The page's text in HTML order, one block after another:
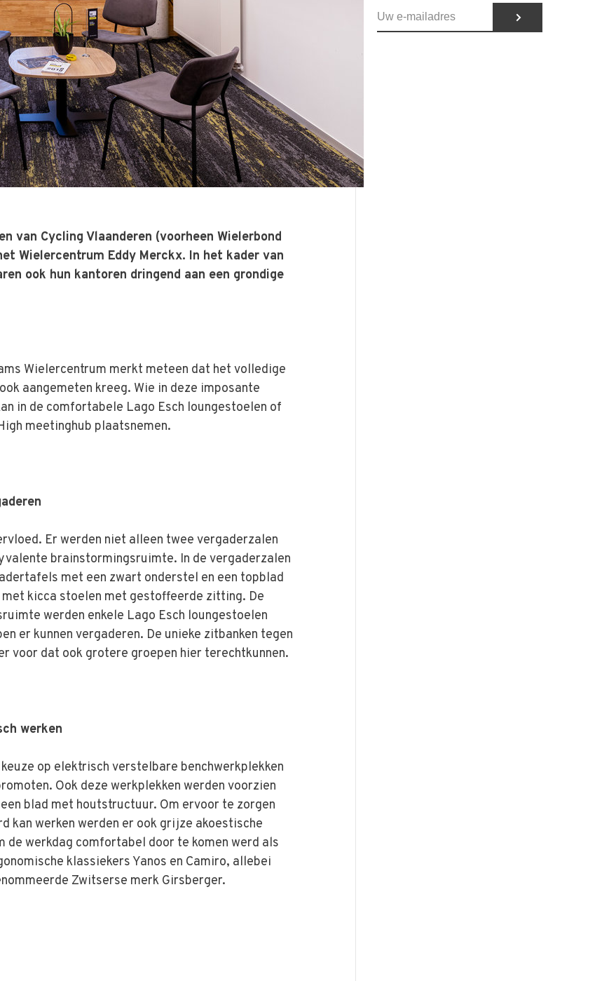
van Cycling Vlaanderen (voorheen Wielerbond
Wielercentrum Eddy Merckx. In het kader van
ook hun kantoren dringend aan een grondige
Wielercentrum merkt meteen dat het volledige
aangemeten kreeg. Wie in deze imposante
in de comfortabele Lago Esch loungestoelen of
meetinghub plaatsnemen.
Er werden niet alleen twee vergaderzalen
brainstormingsruimte. In de vergaderzalen
met een zwart onderstel en een topblad
kicca stoelen met gestoffeerde zitting. De
werden enkele Lago Esch loungestoelen
er kunnen vergaderen. De unieke zitbanken tegen
voor dat ook grotere groepen hier terechtkunnen.
werken
op elektrisch verstelbare benchwerkplekken
Ook deze werkplekken werden voorzien
blad met houtstructuur. Om ervoor te zorgen
kan werken werden er ook grijze akoestische
de werkdag comfortabel door te komen werd als
klassiekers Yanos en Camiro, allebei
Zwitserse merk Girsberger.